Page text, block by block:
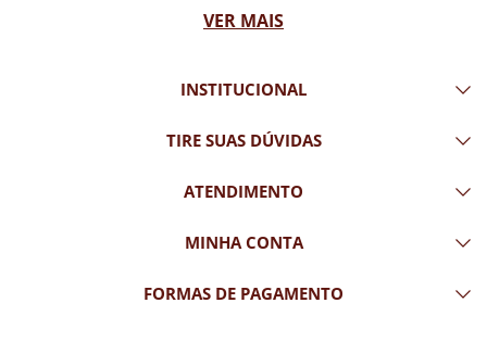
VER MAIS
INSTITUCIONAL
TIRE SUAS DÚVIDAS
ATENDIMENTO
MINHA CONTA
FORMAS DE PAGAMENTO